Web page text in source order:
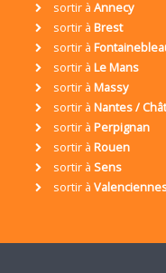
sortir à Annecy
sortir à Brest
sortir à
sortir à Le Mans
sortir à Massy
sortir à Nantes /
sortir à Perpignan
sortir à Rouen
sortir à Sens
sortir à